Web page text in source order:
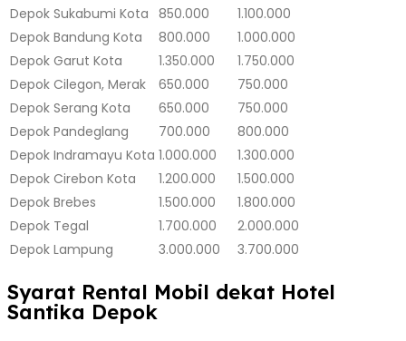
Depok Sukabumi Kota 850.000
1.100.000
Depok Bandung Kota 800.000
1.000.000
Depok Garut Kota 1.350.000
1.750.000
Depok Cilegon, Merak 650.000
750.000
Depok Serang Kota 650.000
750.000
Depok Pandeglang 700.000
800.000
Depok Indramayu Kota 1.000.000
1.300.000
Depok Cirebon Kota 1.200.000
1.500.000
Depok Brebes 1.500.000
1.800.000
Depok Tegal 1.700.000
2.000.000
Depok Lampung 3.000.000 3.700.000
Syarat Rental Mobil dekat Hotel
Santika Depok